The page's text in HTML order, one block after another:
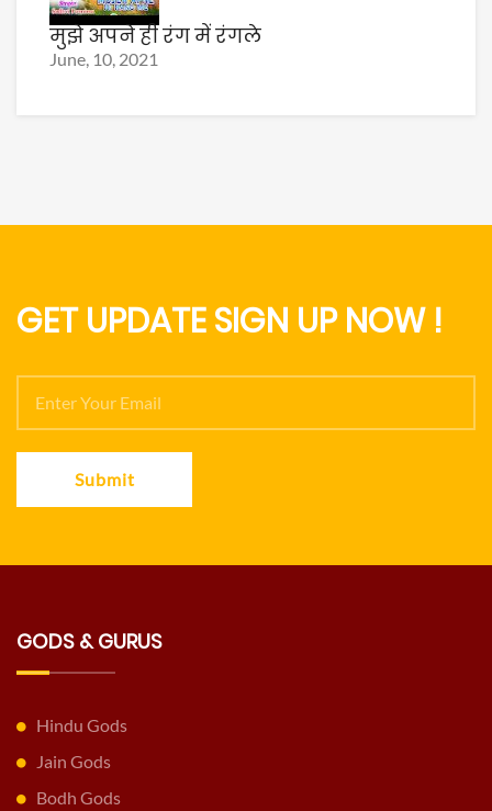
मुझे अपने ही रंग में रंगले
June, 10, 2021
GET UPDATE SIGN UP NOW !
Submit
GODS & GURUS
Hindu Gods
Jain Gods
Bodh Gods